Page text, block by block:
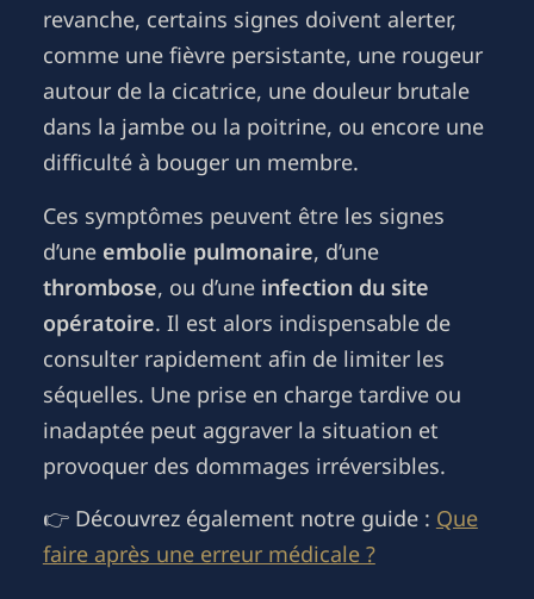
revanche, certains signes doivent alerter,
comme une fièvre persistante, une rougeur
autour de la cicatrice, une douleur brutale
dans la jambe ou la poitrine, ou encore une
difficulté à bouger un membre.
Ces symptômes peuvent être les signes
d’une embolie pulmonaire, d’une
thrombose, ou d’une infection du site
opératoire. Il est alors indispensable de
consulter rapidement afin de limiter les
séquelles. Une prise en charge tardive ou
inadaptée peut aggraver la situation et
provoquer des dommages irréversibles.
👉 Découvrez également notre guide : Que
faire après une erreur médicale ?